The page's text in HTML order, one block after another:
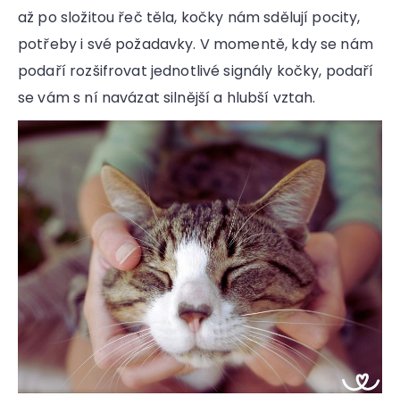
až po složitou řeč těla, kočky nám sdělují pocity,
potřeby i své požadavky. V momentě, kdy se nám
podaří rozšifrovat jednotlivé signály kočky, podaří
se vám s ní navázat silnější a hlubší vztah.